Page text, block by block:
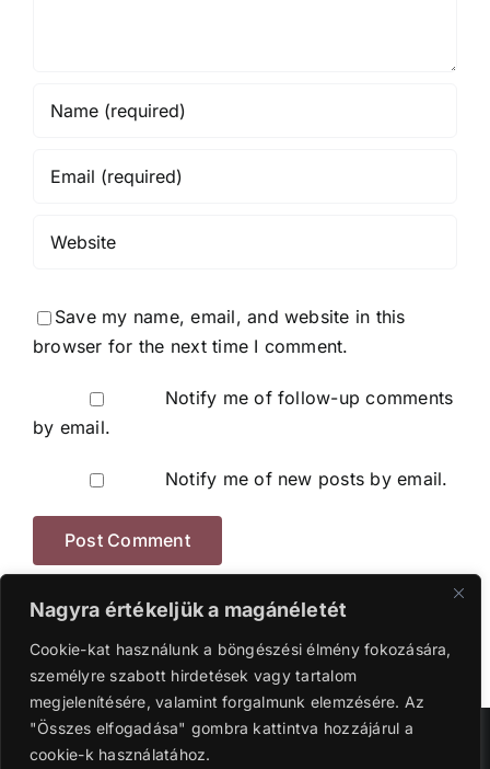
Nagyra értékeljük a magánéletét
Cookie-kat használunk a böngészési élmény fokozására,
személyre szabott hirdetések vagy tartalom
megjelenítésére, valamint forgalmunk elemzésére. Az
"Összes elfogadása" gombra kattintva hozzájárul a
cookie-k használatához.
Save my name, email, and website in this
browser for the next time I comment.
Notify me of follow-up comments
by email.
Notify me of new posts by email.
Szerzői jog 2016-2024 | Ganyi Károly.